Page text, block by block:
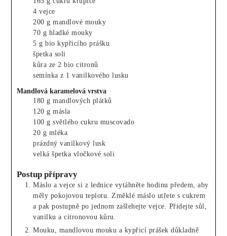
4 vejce
200 g mandlové mouky
70 g hladké mouky
5 g bio kypřicího prášku
špetka soli
kůra ze 2 bio citronů
semínka z 1 vanilkového lusku
Mandlová karamelová vrstva
180 g mandlových plátků
120 g másla
100 g světlého cukru muscovado
20 g mléka
prázdný vanilkový lusk
velká špetka vločkové soli
Postup přípravy
Máslo a vejce si z lednice vytáhněte hodinu předem, aby
měly pokojovou teplotu. Změklé máslo utřete s cukrem
a pak postupně po jednom zašlehejte vejce. Přidejte sůl,
vanilku a citronovou kůru.
Mouku, mandlovou mouku a kypřicí prášek důkladně